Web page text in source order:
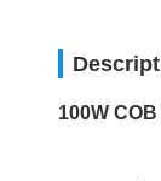
100W